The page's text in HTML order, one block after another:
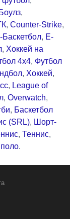
Боулз,
, Counter-Strike,
Баскетбол, Е-
, Хоккей на
4x4, Футбол
, Хоккей,
, League of
, Overwatch,
, Баскетбол
(SRL), Шорт-
, Теннис,
.